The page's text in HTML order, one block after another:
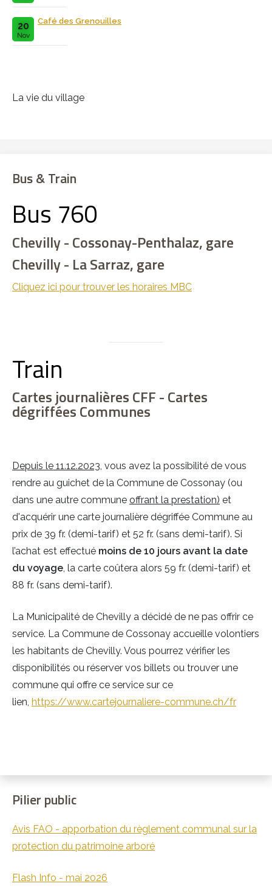
20
Nov
Café des Grenouilles
La vie du village
Bus & Train
Bus 760
Chevilly - Cossonay-Penthalaz, gare
Chevilly - La Sarraz, gare
Cliquez ici pour trouver les horaires MBC
Train
Cartes journalières CFF - Cartes
dégriffées Communes
Depuis le 11.12.2023, vous avez la possibilité de vous
rendre au guichet de la Commune de Cossonay (ou
dans une autre commune offrant la prestation) et
d'acquérir une carte journalière dégriffée Commune au
prix de 39 fr. (demi-tarif) et 52 fr. (sans demi-tarif). Si
l’achat est effectué moins de 10 jours avant la date
du voyage, la carte coûtera alors 59 fr. (demi-tarif) et
88 fr. (sans demi-tarif).
La Municipalité de Chevilly a décidé de ne pas offrir ce
service. La Commune de Cossonay accueille volontiers
les habitants de Chevilly. Vous pourrez vérifier les
disponibilités ou réserver vos billets ou trouver une
commune qui offre ce service sur ce
lien, https://www.cartejournaliere-commune.ch/fr
Pilier public
Avis FAO - apporbation du règlement communal sur la
protection du patrimoine arboré
Flash Info - mai 2026